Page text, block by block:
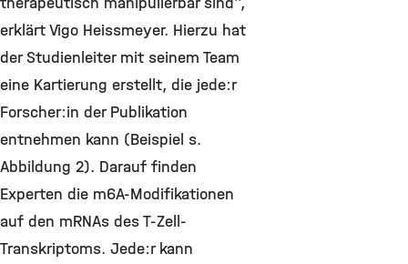
erklärt Vigo Heissmeyer. Hierzu hat
der Studienleiter mit seinem Team
eine Kartierung erstellt, die jede:r
Forscher:in der Publikation
entnehmen kann (Beispiel s.
Abbildung 2). Darauf finden
Experten die m6A-Modifikationen
auf den mRNAs des T-Zell-
Transkriptoms. Jede:r kann